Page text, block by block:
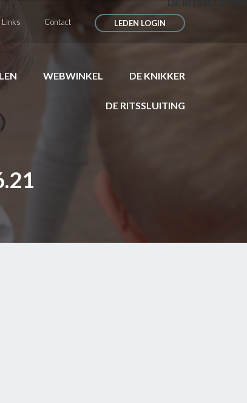
Links Contact LEDEN LOGIN
WEBWINKEL DE KNIKKER
DE RITSSLUITING